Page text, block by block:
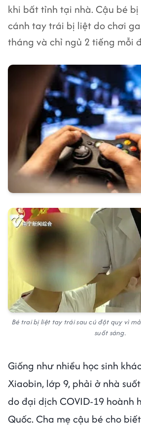
khi bất tỉnh tại nhà. Cậu bé
cánh tay trái bị liệt do chơi
tháng và chỉ ngủ 2 tiếng mỗi
Bé trai bị liệt tay trái sau cú đột quỵ vì
suốt sáng.
Giống như nhiều học sinh
Xiaobin, lớp 9, phải ở nhà
do đại dịch COVID-19 hoành
Quốc. Cha mẹ cậu bé cho